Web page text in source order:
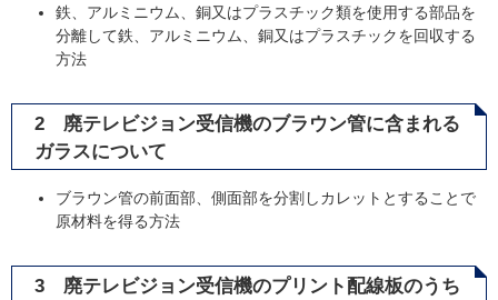
鉄、アルミニウム、銅又はプラスチック類を使用する部品を
分離して鉄、アルミニウム、銅又はプラスチックを回収する
方法
2 廃テレビジョン受信機のブラウン管に含まれる
ガラスについて
ブラウン管の前面部、側面部を分割しカレットとすることで
原材料を得る方法
3 廃テレビジョン受信機のプリント配線板のうち